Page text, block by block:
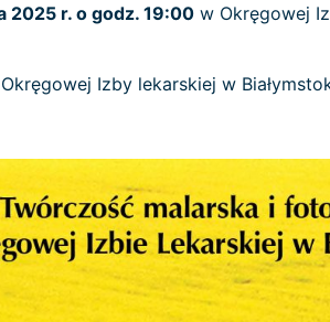
2025 r. o godz. 19:00 w Okręgowej
Izby lekarskiej w